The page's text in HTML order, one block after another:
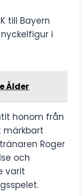
till Bayern
i
Ålder
honom från
märkbart
Roger
och
varit